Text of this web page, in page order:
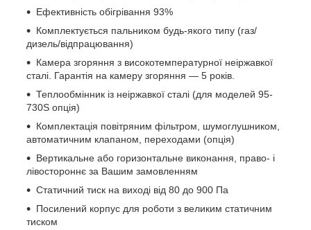
Ефективність обігрівання 93%
Комплектується пальником будь-якого типу (газ/
дизель/відпрацювання)
Камера згоряння з високотемпературної неіржавкої
сталі. Гарантія на камеру згоряння — 5 років.
Теплообмінник із неіржавкої сталі (для моделей 95-
730S опція)
Комплектація повітряним фільтром, шумоглушником,
автоматичним клапаном, переходами (опція)
Вертикальне або горизонтальне виконання, право- і
лівостороннє за Вашим замовленням
Статичний тиск на виході від 80 до 900 Па
Посилений корпус для роботи з великим статичним
тиском